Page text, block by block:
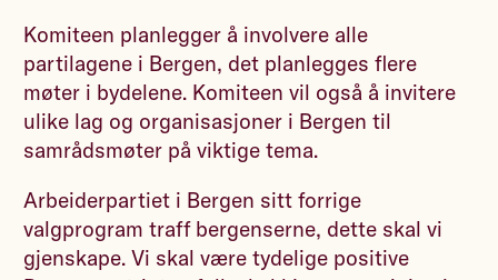
Komiteen planlegger å involvere alle
partilagene i Bergen, det planlegges flere
møter i bydelene. Komiteen vil også å invitere
ulike lag og organisasjoner i Bergen til
samrådsmøter på viktige tema.
Arbeiderpartiet i Bergen sitt forrige
valgprogram traff bergenserne, dette skal vi
gjenskape. Vi skal være tydelige positive